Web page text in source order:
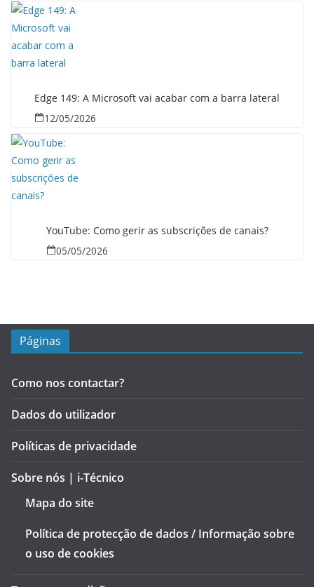
Edge 149: A Microsoft vai acabar com a barra lateral
12/05/2026
YouTube: Como gerir as subscrições de canais?
05/05/2026
Páginas
Como nos contactar?
Dados do utilizador
Políticas de privacidade
Sobre nós | i-Técnico
Mapa do site
Política de protecção de dados / Informação sobre
o uso de cookies